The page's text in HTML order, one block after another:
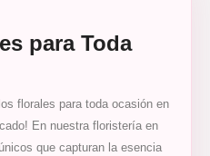
para Toda
florales para toda ocasión en
En nuestra floristería en
que capturan la esencia